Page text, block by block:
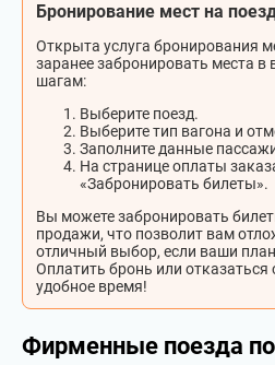
Бронирование мест на
Открыта услуга бронирования
заранее забронировать места в
шагам:
Выберите поезд.
Выберите тип вагона и
Заполните данные
На странице оплаты
«Забронировать билеты».
Вы можете забронировать
продажи, что позволит вам
отличный выбор, если ваши
Оплатить бронь или
удобное время!
Фирменные поезда